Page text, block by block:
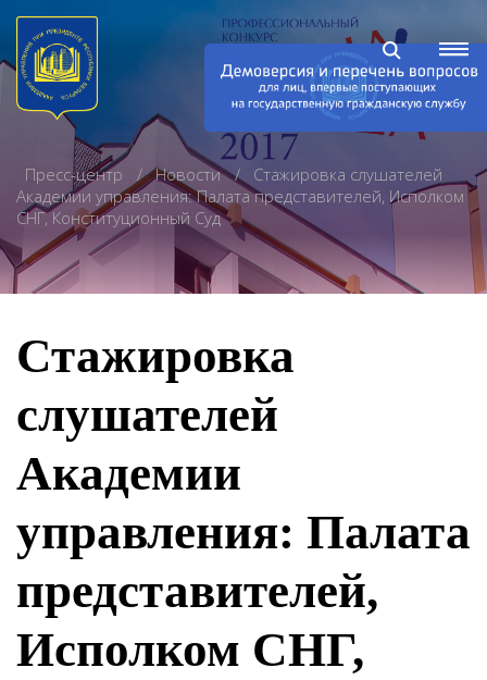
Пресс-центр Новости
Стажировка слушателей
Академии управления: Палата представителей, Исполком
СНГ, Конституционный Суд
Стажировка
слушателей
Академии
управления: Палата
представителей,
Исполком СНГ,